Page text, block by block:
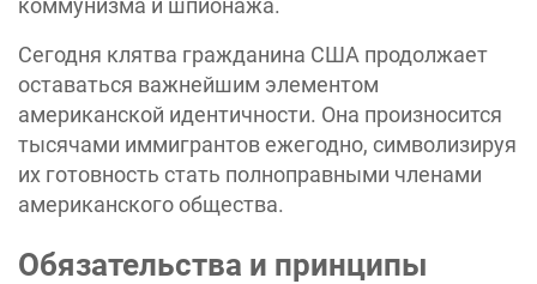
Сегодня клятва гражданина США продолжает
оставаться важнейшим элементом
американской идентичности. Она произносится
тысячами иммигрантов ежегодно, символизируя
их готовность стать полноправными членами
американского общества.
Обязательства и принципы